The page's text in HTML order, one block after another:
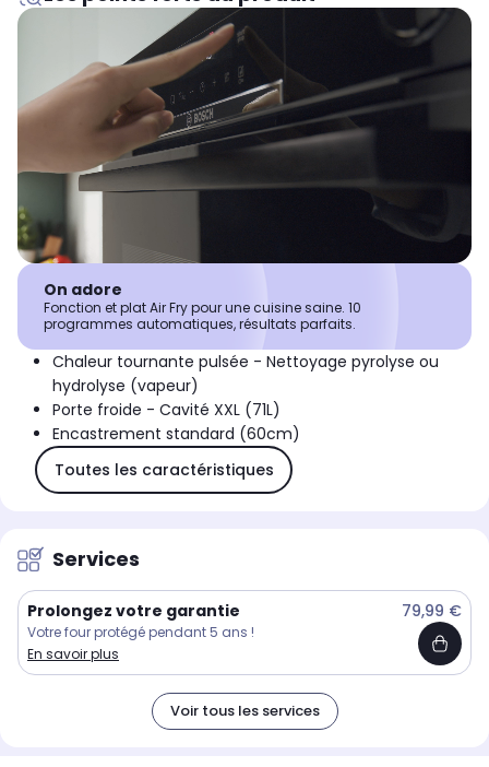
On adore
Fonction et plat Air Fry pour une cuisine saine. 10
programmes automatiques, résultats parfaits.
Chaleur tournante pulsée - Nettoyage pyrolyse ou
hydrolyse (vapeur)
Porte froide - Cavité XXL (71L)
Encastrement standard (60cm)
Toutes les caractéristiques
Services
Prolongez votre garantie 79,99 €
Votre four protégé pendant 5 ans !
En savoir plus
Voir tous les services